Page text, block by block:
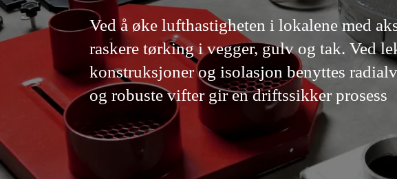
Ved å øke lufthastigheten i lokalene med
raskere tørking i vegger, gulv og tak. Ved
konstruksjoner og isolasjon benyttes
og robuste vifter gir en driftssikker prosess